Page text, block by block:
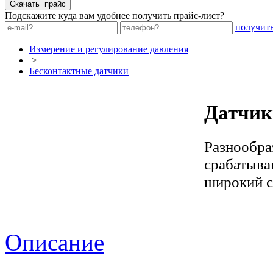
Подскажите куда вам удобнее получить прайс-лист?
Измерение и регулирование давления
>
Бесконтактные датчики
широкий
Описание